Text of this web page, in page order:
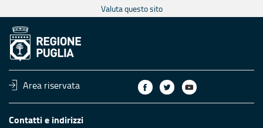
Valuta questo sito
Area riservata
Contatti e indirizzi